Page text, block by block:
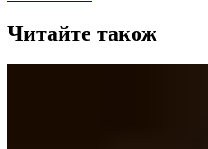
Читайте також